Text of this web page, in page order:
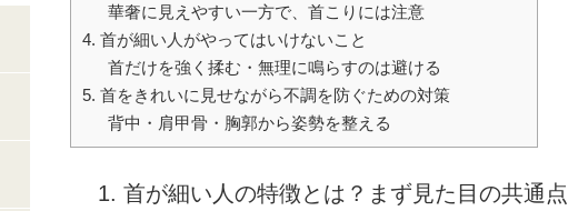
華奢に見えやすい一方で、首こりには注意
4. 首が細い人がやってはいけないこと
首だけを強く揉む・無理に鳴らすのは避ける
5. 首をきれいに見せながら不調を防ぐための対策
背中・肩甲骨・胸郭から姿勢を整える
1. 首が細い人の特徴とは？まず見た目の共通